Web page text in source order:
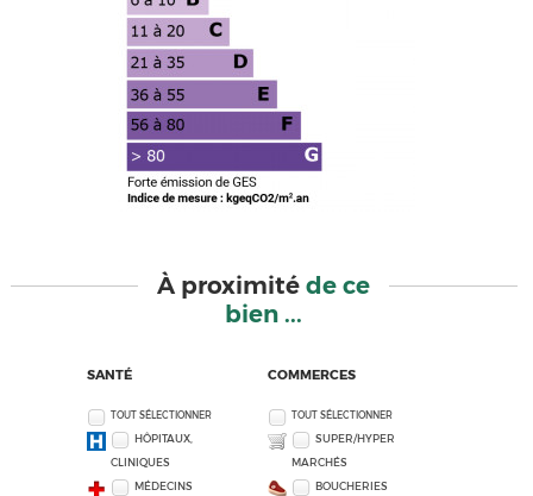
À proximitéde ce
bien ...
SANTÉ
TOUT SÉLECTIONNER
HÔPITAUX,
CLINIQUES
MÉDECINS
COMMERCES
TOUT SÉLECTIONNER
SUPER/HYPER
MARCHÉS
BOUCHERIES